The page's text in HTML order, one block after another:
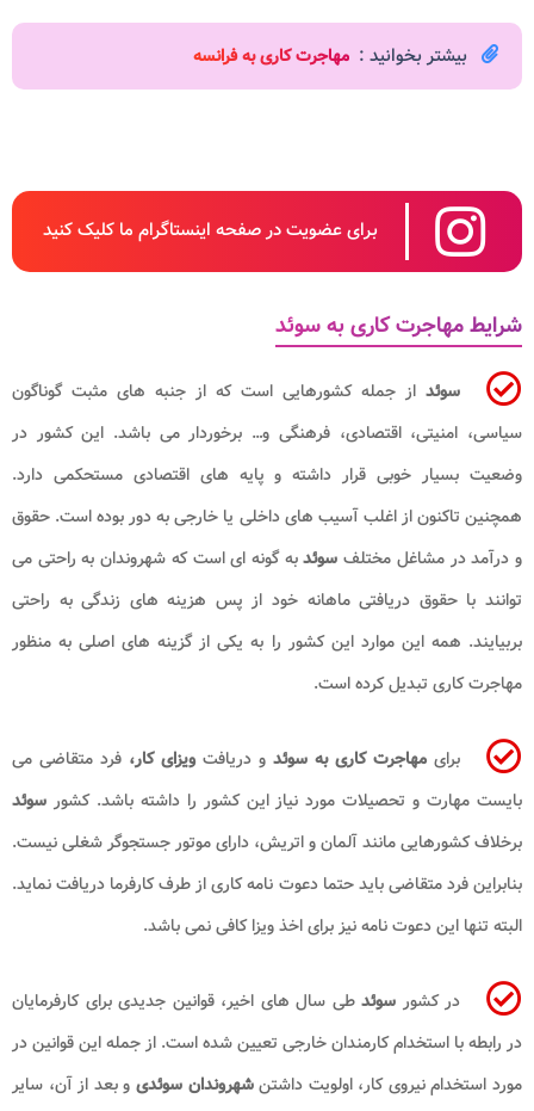
بیشتر بخوانید : مهاجرت کاری به فرانسه
برای عضویت در صفحه اینستاگرام ما کلیک کنید
شرایط مهاجرت کاری به سوئد
سوئد از جمله کشورهایی است که از جنبه ‌های مثبت گوناگون
سیاسی، امنیتی، اقتصادی، فرهنگی و… برخوردار می‌ باشد. این کشور در
وضعیت بسیار خوبی قرار داشته و پایه‌ های اقتصادی مستحکمی دارد.
همچنین تاکنون از اغلب آسیب‌ های داخلی یا خارجی به دور بوده است. حقوق
و درآمد در مشاغل مختلف سوئدبه گونه‌ ای است که شهروندان به راحتی می
‌توانند با حقوق دریافتی ماهانه خود از پس هزینه‌ های زندگی به راحتی
بربیایند. همه این موارد این کشور را به یکی از گزینه ‌های اصلی به منظور
مهاجرت کاری تبدیل کرده است.
برای مهاجرت کاری به سوئد و دریافت ویزای کار، فرد متقاضی می
‌بایست مهارت و تحصیلات مورد نیاز این کشور را داشته باشد. کشور سوئد
برخلاف کشورهایی مانند آلمان و اتریش، دارای موتور جستجوگر شغلی نیست.
بنابراین فرد متقاضی باید حتما دعوت نامه کاری از طرف کارفرما دریافت نماید.
البته تنها این دعوت نامه نیز برای اخذ ویزا کافی نمی ‌باشد.
در کشور سوئد طی سال ‌های اخیر، قوانین جدیدی برای کارفرمایان
در رابطه با استخدام کارمندان خارجی تعیین شده است. از جمله این قوانین در
مورد استخدام نیروی کار، اولویت داشتنشهروندان سوئدی و بعد از آن، سایر